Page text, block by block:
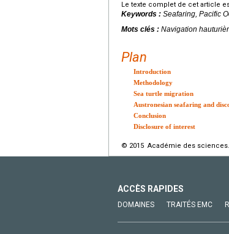
Le texte complet de cet article
Keywords : Seafaring, Pacific
Mots clés : Navigation
Plan
Introduction
Methodology
Sea turtle migration
Austronesian seafaring and
Conclusion
Disclosure of interest
© 2015 Académie des sciences.
ACCÈS RAPIDES
DOMAINES TRAITÉS EMC